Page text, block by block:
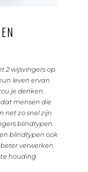
2 wijsvingers op
leven ervan
je denken.
mensen die
net zo snel zijn
blindtypen.
blindtypen ook
verwerken
houding